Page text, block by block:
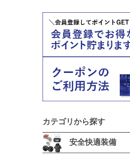
カテゴリから探す
安全快適装備